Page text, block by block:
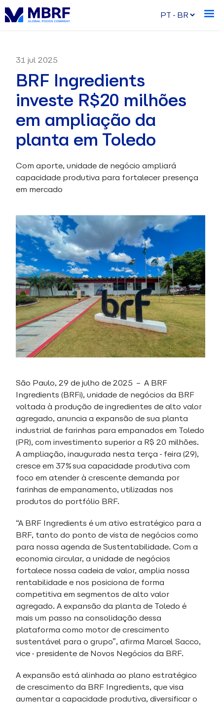
31 jul 2025
BRF Ingredients
investe R$20 milhões
em ampliação da
planta em Toledo
Com aporte, unidade de negócio ampliará
capacidade produtiva para fortalecer presença
em mercado
São Paulo, 29 de julho de 2025 – A BRF
Ingredients (BRFi), unidade de negócios da BRF
voltada à produção de ingredientes de alto valor
agregado, anuncia a expansão de sua planta
industrial de farinhas para empanados em Toledo
(PR), com investimento superior a R$ 20 milhões.
A ampliação, inaugurada nesta terça-feira (29),
cresce em 37% sua capacidade produtiva com
foco em atender à crescente demanda por
farinhas de empanamento, utilizadas nos
produtos do portfólio BRF.
“A BRF Ingredients é um ativo estratégico para a
BRF, tanto do ponto de vista de negócios como
para nossa agenda de Sustentabilidade. Com a
economia circular, a unidade de negócios
fortalece nossa cadeia de valor, amplia nossa
rentabilidade e nos posiciona de forma
competitiva em segmentos de alto valor
agregado. A expansão da planta de Toledo é
mais um passo na consolidação dessa
plataforma como motor de crescimento
sustentável para o grupo”, afirma Marcel Sacco,
vice-presidente de Novos Negócios da BRF.
A expansão está alinhada ao plano estratégico
de crescimento da BRF Ingredients, que visa
aumentar a capacidade produtiva, diversificar o